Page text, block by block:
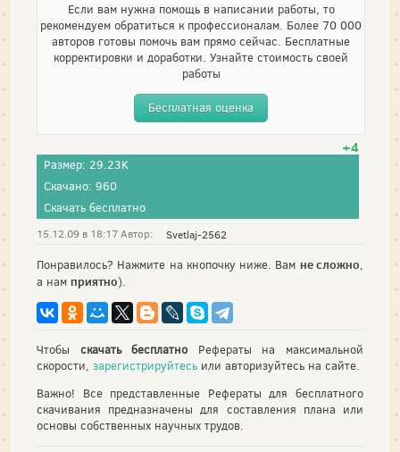
Если вам нужна помощь в написании работы, то
рекомендуем обратиться к профессионалам. Более 70 000
авторов готовы помочь вам прямо сейчас. Бесплатные
корректировки и доработки. Узнайте стоимость своей
работы
Бесплатная оценка
+4
Размер: 29.23K
Скачано: 960
Скачать бесплатно
15.12.09 в 18:17 Автор: Svetlaj-2562
Понравилось? Нажмите на кнопочку ниже. Вам не сложно,
а нам приятно).
Чтобы скачать бесплатно Рефераты на максимальной
скорости, зарегистрируйтесь или авторизуйтесь на сайте.
Важно! Все представленные Рефераты для бесплатного
скачивания предназначены для составления плана или
основы собственных научных трудов.